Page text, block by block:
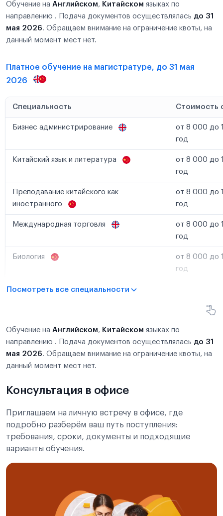
Обучение на Английском, Китайском языках по
направлению . Подача документов осуществлялась до 31
мая 2026. Обращаем внимание на ограничение квоты, на
данный момент мест нет.
Платное обучение на магистратуре, до 31 мая
2026
Специальность Стоимость
Бизнес администрирование
от 8 000 до
год
Китайский язык и литература
от 8 000 до
год
Преподавание китайского как
иностранного
от 8 000 до
год
Международная торговля
от 8 000 до
год
Биология
от 8 000 до
год
Посмотреть все специальности
Обучение на Английском, Китайском языках по
направлению . Подача документов осуществлялась до 31
мая 2026. Обращаем внимание на ограничение квоты, на
данный момент мест нет.
Консультация в офисе
Приглашаем на личную встречу в офисе, где
подробно разберём ваш путь поступления:
требования, сроки, документы и подходящие
варианты обучения.